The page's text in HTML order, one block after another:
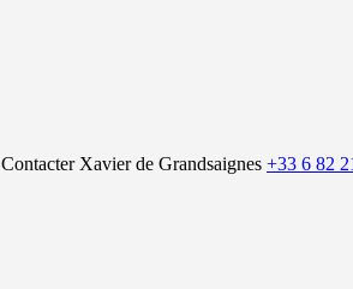
Contacter Xavier de Grandsaignes +33 6 82